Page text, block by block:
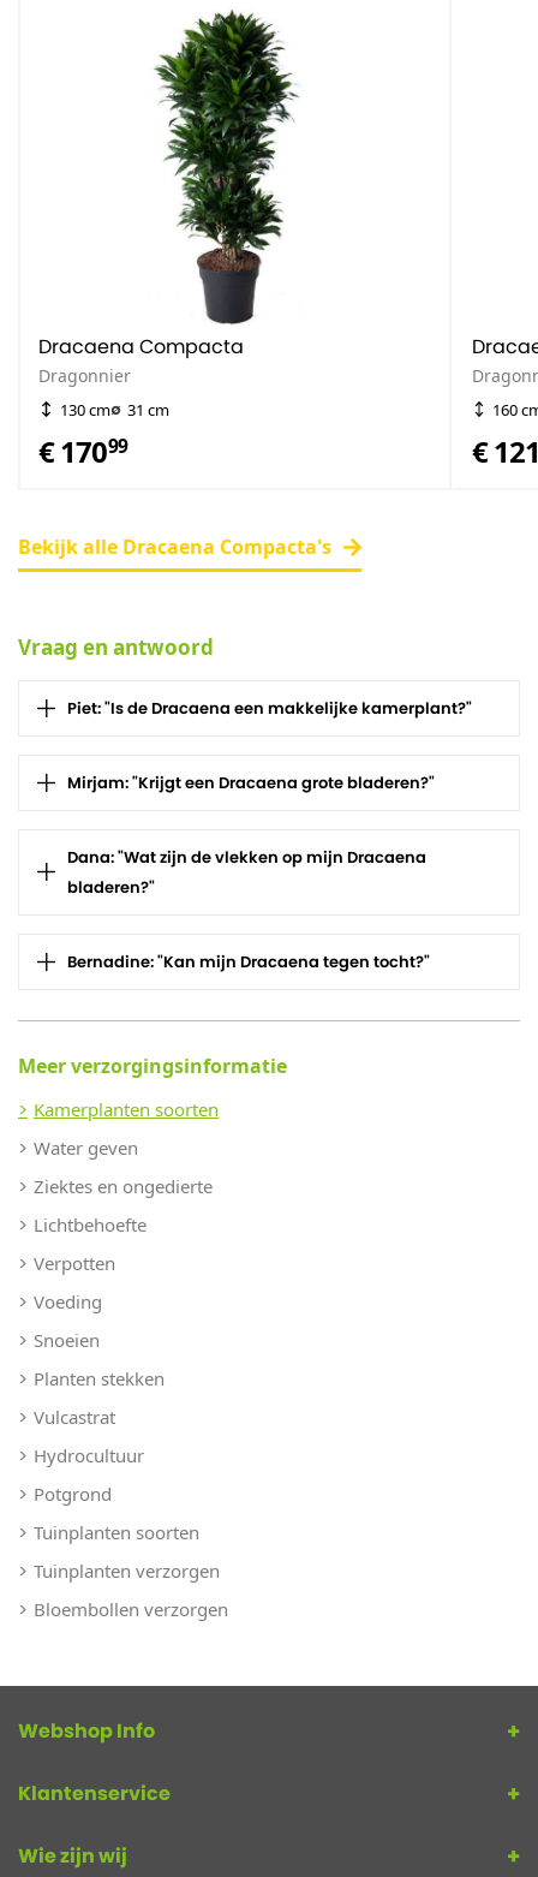
Dracaena Compacta
Dragonnier
130 cm 31 cm
€ 17099
160
€
Bekijk alle Dracaena Compacta's
Vraag en antwoord
Piet: "Is de Dracaena een makkelijke kamerplant?"
Mirjam: "Krijgt een Dracaena grote bladeren?"
Dana: "Wat zijn de vlekken op mijn Dracaena
bladeren?"
Bernadine: "Kan mijn Dracaena tegen tocht?"
Meer verzorgingsinformatie
Kamerplanten soorten
Water geven
Ziektes en ongedierte
Lichtbehoefte
Verpotten
Voeding
Snoeien
Planten stekken
Vulcastrat
Hydrocultuur
Potgrond
Tuinplanten soorten
Tuinplanten verzorgen
Bloembollen verzorgen
Webshop Info
Klantenservice
Wie zijn wij